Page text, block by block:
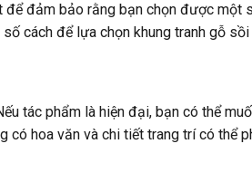
để đảm bảo rằng bạn chọn được một
cách để lựa chọn khung tranh gỗ sồi
tác phẩm là hiện đại, bạn có thể
có hoa văn và chi tiết trang trí có thể